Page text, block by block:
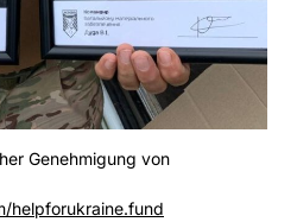
Genehmigung von
helpforukraine.fund